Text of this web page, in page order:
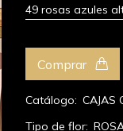
49 rosas azules
Comprar
Catálogo: CAJAS
Tipo de flor: